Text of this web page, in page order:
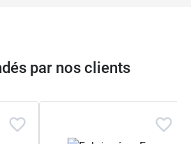
par nos clients